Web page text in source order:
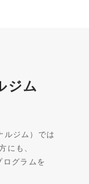
ジム
ジム）では
にも、
ログラムを